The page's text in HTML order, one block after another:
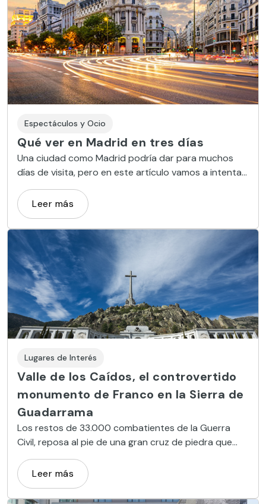
Espectáculos y Ocio
Qué ver en Madrid en tres días
Una ciudad como Madrid podría dar para muchos
días de visita, pero en este artículo vamos a intentar
concentrar lo más importante que ver en Madrid en
tres días. Cultura, historia, arte, ocio, compras,
deportes, o tan solo pasear…
Leer más
Lugares de Interés
Valle de los Caídos, el controvertido
monumento de Franco en la Sierra de
Guadarrama
Los restos de 33.000 combatientes de la Guerra
Civil, reposa al pie de una gran cruz de piedra que
recuerda la historia más oscura de España.
Leer más